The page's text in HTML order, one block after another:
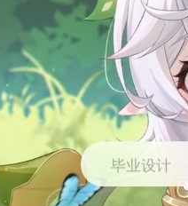
毕业设计